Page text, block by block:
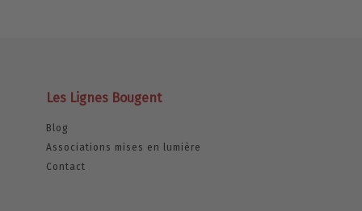
Les Lignes Bougent
Blog
Associations mises en lumière
Contact